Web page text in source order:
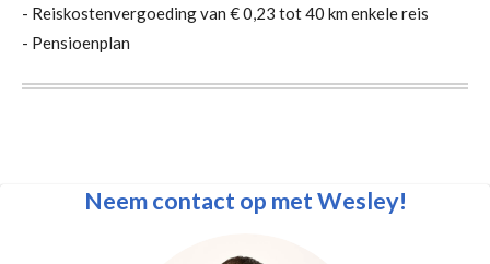
- Reiskostenvergoeding van € 0,23 tot 40 km enkele reis
- Pensioenplan
Neem contact op met Wesley!